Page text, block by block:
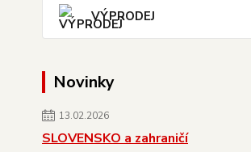
VÝPRODEJ
Novinky
13.02.2026
SLOVENSKO a zahraničí